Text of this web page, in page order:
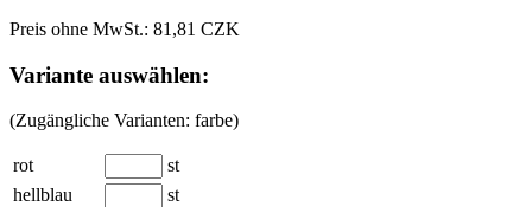
Preis ohne MwSt.: 81,81 CZK
Variante auswählen:
(Zugängliche Varianten: farbe)
rot
st
hellblau
st